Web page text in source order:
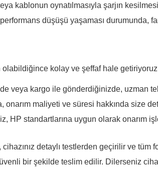
kablonun oynatılmasıyla şarjın
performans düşüşü yaşaması
kolay ve şeffaf hale
veya kargo ile gönderdiğinizde, uzman
onarım maliyeti ve süresi hakkında size
HP standartlarına uygun olarak onarım
detaylı testlerden geçirilir ve tüm
bir şekilde teslim edilir. Dilerseniz